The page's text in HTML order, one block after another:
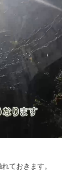
ておきます。